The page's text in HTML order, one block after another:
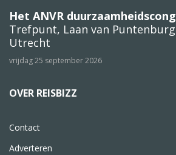
Het ANVR
Trefpunt, Laan van Puntenburg
Utrecht
vrijdag 25 september 2026
OVER REISBIZZ
Contact
Adverteren